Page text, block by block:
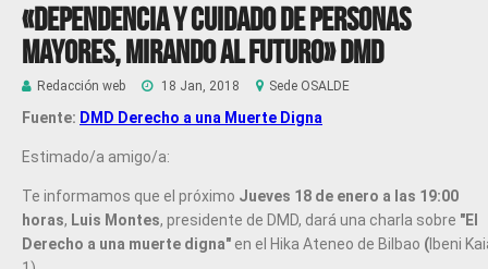
«Dependencia y cuidado de personas
mayores, mirando al futuro» DMD
Redacción web 18 Jan, 2018 Sede OSALDE
Fuente: DMD Derecho a una Muerte Digna
Estimado/a amigo/a:
Te informamos que el próximo Jueves 18 de enero a las 19:00
horas, Luis Montes, presidente de DMD, dará una charla sobre "El
Derecho a una muerte digna" en el Hika Ateneo de Bilbao ( Ibeni